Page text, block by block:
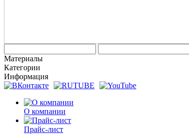
Материалы
Категории
Информация
О компании
Прайс-лист